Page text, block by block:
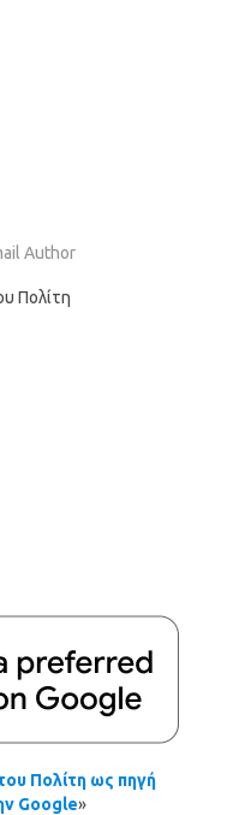
Author
Πολίτη
Πολίτη ως πηγή
Google»